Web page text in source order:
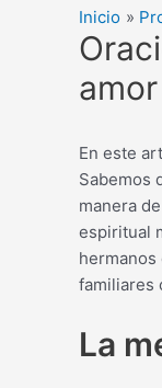
Inicio
En este
Sabemos
manera
espiritual
familiares
La